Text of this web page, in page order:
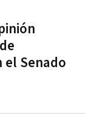
Senado